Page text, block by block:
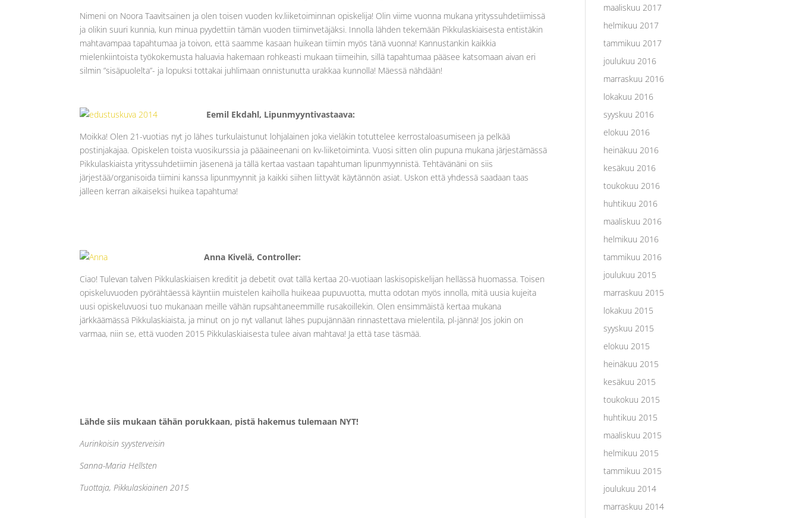
Nimeni on Noora Taavitsainen ja olen toisen vuoden kv.liiketoiminnan opiskelija! Olin viime vuonna mukana yrityssuhdetiimissä
ja olikin suuri kunnia, kun minua pyydettiin tämän vuoden tiiminvetäjäksi. Innolla lähden tekemään Pikkulaskiaisesta entistäkin
mahtavampaa tapahtumaa ja toivon, että saamme kasaan huikean tiimin myös tänä vuonna! Kannustankin kaikkia
mielenkiintoista työkokemusta haluavia hakemaan rohkeasti mukaan tiimeihin, sillä tapahtumaa pääsee katsomaan aivan eri
silmin ”sisäpuolelta”- ja lopuksi tottakai juhlimaan onnistunutta urakkaa kunnolla! Mäessä nähdään!
Eemil Ekdahl, Lipunmyyntivastaava:
Moikka! Olen 21-vuotias nyt jo lähes turkulaistunut lohjalainen joka vieläkin totuttelee kerrostaloasumiseen ja pelkää
postinjakajaa. Opiskelen toista vuosikurssia ja pääaineenani on kv-liiketoiminta. Vuosi sitten olin pupuna mukana järjestämässä
Pikkulaskiaista yrityssuhdetiimin jäsenenä ja tällä kertaa vastaan tapahtuman lipunmyynnistä. Tehtävänäni on siis
järjestää/organisoida tiimini kanssa lipunmyynnit ja kaikki siihen liittyvät käytännön asiat. Uskon että yhdessä saadaan taas
jälleen kerran aikaiseksi huikea tapahtuma!
Anna Kivelä, Controller:
Ciao! Tulevan talven Pikkulaskiaisen kreditit ja debetit ovat tällä kertaa 20-vuotiaan laskisopiskelijan hellässä huomassa. Toisen
opiskeluvuoden pyörähtäessä käyntiin muistelen kaiholla huikeaa pupuvuotta, mutta odotan myös innolla, mitä uusia kujeita
uusi opiskeluvuosi tuo mukanaan meille vähän rupsahtaneemmille rusakoillekin. Olen ensimmäistä kertaa mukana
järkkäämässä Pikkulaskiaista, ja minut on jo nyt vallanut lähes pupujännään rinnastettava mielentila, pl-jännä! Jos jokin on
varmaa, niin se, että vuoden 2015 Pikkulaskiaisesta tulee aivan mahtava! Ja että tase täsmää.
Lähde siis mukaan tähän porukkaan, pistä hakemus tulemaan NYT!
Aurinkoisin syysterveisin
Sanna-Maria Hellsten
Tuottaja,Pikkulaskiainen 2015
maaliskuu 2017
helmikuu 2017
tammikuu 2017
joulukuu 2016
marraskuu 2016
lokakuu 2016
syyskuu 2016
elokuu 2016
heinäkuu 2016
kesäkuu 2016
toukokuu 2016
huhtikuu 2016
maaliskuu 2016
helmikuu 2016
tammikuu 2016
joulukuu 2015
marraskuu 2015
lokakuu 2015
syyskuu 2015
elokuu 2015
heinäkuu 2015
kesäkuu 2015
toukokuu 2015
huhtikuu 2015
maaliskuu 2015
helmikuu 2015
tammikuu 2015
joulukuu 2014
marraskuu 2014